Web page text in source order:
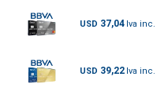
USD 37,04
USD 39,22